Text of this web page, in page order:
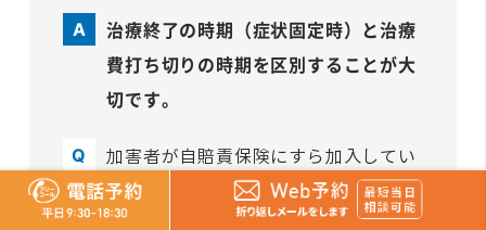
治療終了の時期（症状固定時）と治療
費打ち切りの時期を区別することが大
切です。
加害者が自賠責保険にすら加入してい
ませんでした。治療費も払ってもらえ
ないのでしょうか？